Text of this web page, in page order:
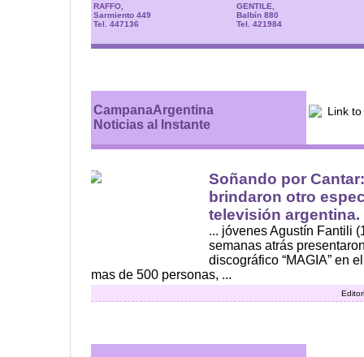
RAFFO,
Sarmiento 449
Tel. 447136
GENTILE,
Balbín 880
Tel. 421984
CampanaArgentina
Noticias al Instante
Soñando por
brindaron otro
televisión argentina.
... jóvenes Agustín Fantili
semanas atrás
discográfico “MAGIA” en
mas de 500 personas, ...